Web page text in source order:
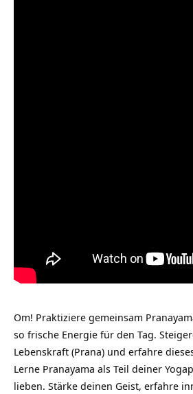
Om! Praktiziere gemeinsam
so frische Energie für den Tag.
Lebenskraft (Prana) und erfahre
Lerne Pranayama als Teil deiner
lieben. Stärke deinen Geist, erfahre